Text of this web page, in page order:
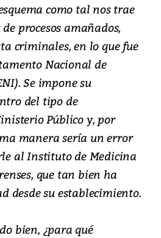
como tal nos trae
procesos amañados,
criminales, en lo que fue
Nacional de
Se impone su
del tipo de
Público y, por
manera sería un error
al Instituto de Medicina
que tan bien ha
desde su establecimiento.
bien, ¿para qué